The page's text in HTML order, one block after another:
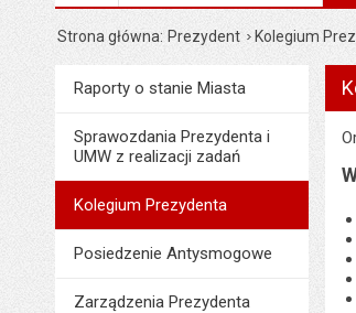
Strona główna Prezydent Kolegium
MenuPrezydent
Raporty o stanie Miasta
Sprawozdania Prezydenta i
UMW z realizacji zadań
Kolegium Prezydenta
Posiedzenie Antysmogowe
Zarządzenia Prezydenta